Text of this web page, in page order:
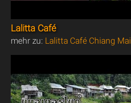
Lalitta Café
mehr zu: Lalitta Café Chiang Mai